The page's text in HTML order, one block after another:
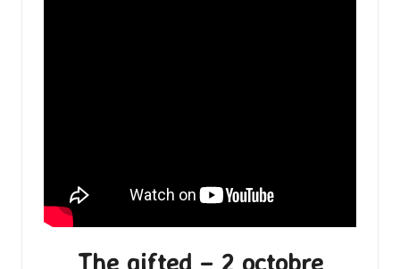
The gifted – 2 octobre